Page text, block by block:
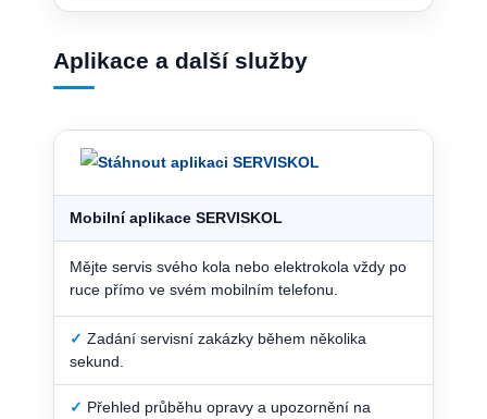
Aplikace a další služby
Mobilní aplikace SERVISKOL
Mějte servis svého kola nebo elektrokola vždy po
ruce přímo ve svém mobilním telefonu.
✓ Zadání servisní zakázky během několika
sekund.
✓ Přehled průběhu opravy a upozornění na